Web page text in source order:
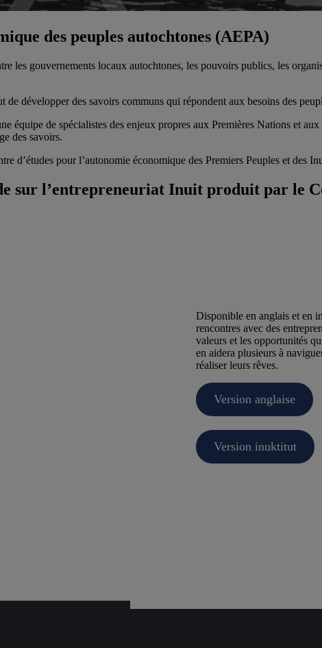
des peuples autochtones (AEPA)
les gouvernements locaux autochtones, les pouvoirs publics, les
développer des savoirs communs qui répondent aux besoins des
équipe de spécialistes des enjeux propres aux Premières Nations et
des savoirs.
d’études pour l’autonomie économique des Premiers Peuples et des
sur l’entrepreneuriat Inuit produit par le
Disponible en anglais et en
rencontres avec des
valeurs et les opportunités
en aidera plusieurs à
réaliser leurs rêves.
Version anglaise
Version inuktitut